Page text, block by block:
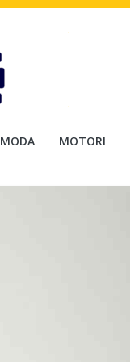
MODA MOTORI